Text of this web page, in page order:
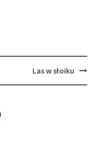
Las w słoiku